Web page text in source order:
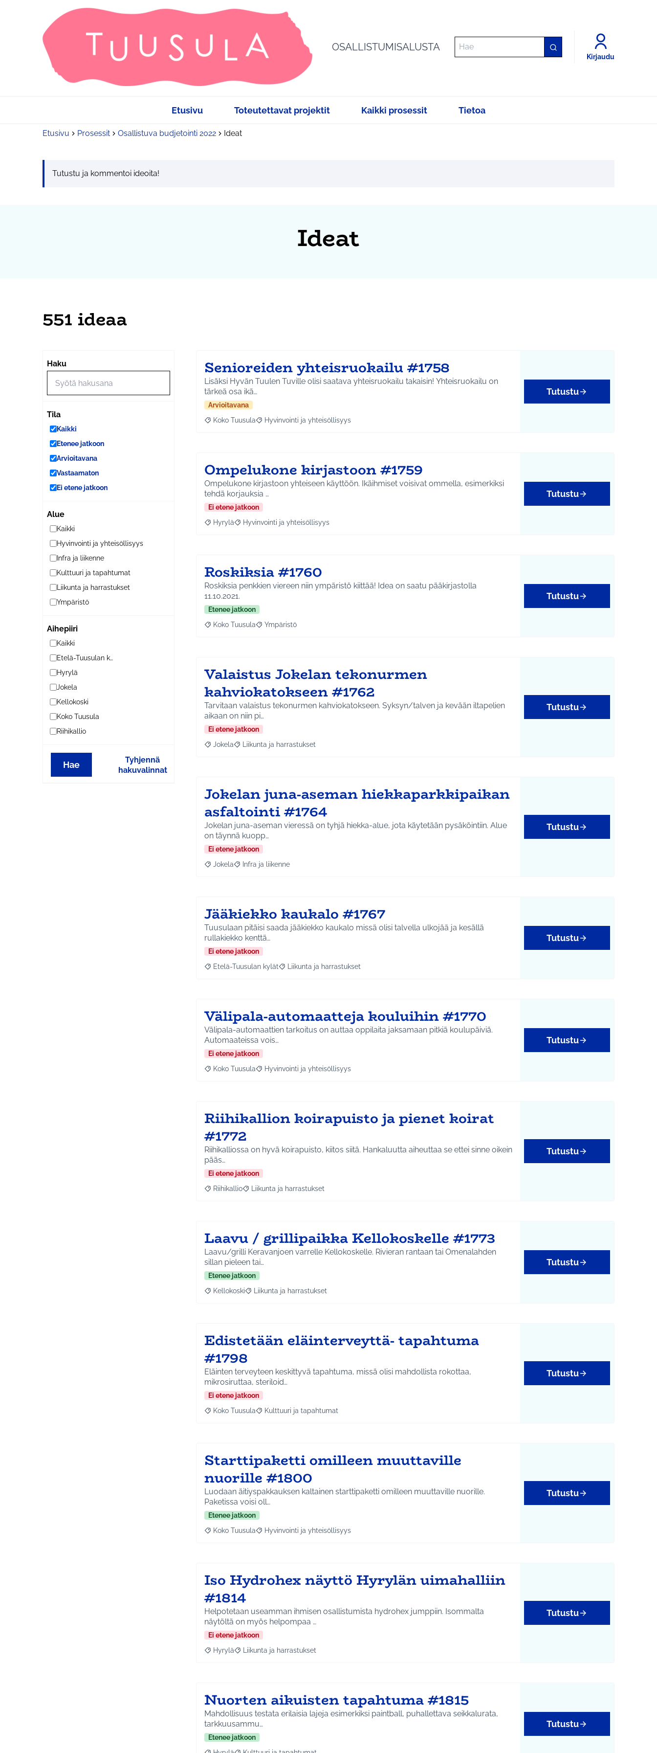
OSALLISTUMISALUSTA
Kirjaudu
Etusivu Toteutettavat projektit Kaikki prosessit Tietoa
Etusivu Prosessit Osallistuva budjetointi 2022 Ideat
Tutustu ja kommentoi ideoita!
Ideat
551 ideaa
Haku
Tila
Kaikki
Etenee jatkoon
Arvioitavana
Vastaamaton
Ei etene jatkoon
Alue
Kaikki
Hyvinvointi ja yhteisöllisyys
Infra ja liikenne
Kulttuuri ja tapahtumat
Liikunta ja harrastukset
Ympäristö
Aihepiiri
Kaikki
Etelä-Tuusulan kylät
Hyrylä
Jokela
Kellokoski
Koko Tuusula
Riihikallio
Hae
Tyhjennä
hakuvalinnat
Senioreiden yhteisruokailu #1758
Lisäksi Hyvän Tuulen Tuville olisi saatava yhteisruokailu takaisin! Yhteisruokailu on
tärkeä osa ikä…
Arvioitavana
Rajaa tulokset aihepiirin mukaan: Koko Tuusula
Koko Tuusula Rajaa tulokset teeman mukaan: Hyvinvointi ja yhteisöllisyys
Hyvinvointi ja yhteisöllisyys
Tutustu
Ompelukone kirjastoon #1759
Ompelukone kirjastoon yhteiseen käyttöön. Ikäihmiset voisivat ommella, esimerkiksi
tehdä korjauksia …
Ei etene jatkoon
Rajaa tulokset aihepiirin mukaan: Hyrylä
Hyrylä Rajaa tulokset teeman mukaan: Hyvinvointi ja yhteisöllisyys
Hyvinvointi ja yhteisöllisyys
Tutustu
Roskiksia #1760
Roskiksia penkkien viereen niin ympäristö kiittää! Idea on saatu pääkirjastolla
11.10.2021.
Etenee jatkoon
Rajaa tulokset aihepiirin mukaan: Koko Tuusula
Koko Tuusula Rajaa tulokset teeman mukaan: Ympäristö
Ympäristö
Tutustu
Valaistus Jokelan tekonurmen
kahviokatokseen #1762
Tarvitaan valaistus tekonurmen kahviokatokseen. Syksyn/talven ja kevään iltapelien
aikaan on niin pi…
Ei etene jatkoon
Rajaa tulokset aihepiirin mukaan: Jokela
Jokela Rajaa tulokset teeman mukaan: Liikunta ja harrastukset
Liikunta ja harrastukset
Tutustu
Jokelan juna-aseman hiekkaparkkipaikan
asfaltointi #1764
Jokelan juna-aseman vieressä on tyhjä hiekka-alue, jota käytetään pysäköintiin. Alue
on täynnä kuopp…
Ei etene jatkoon
Rajaa tulokset aihepiirin mukaan: Jokela
Jokela Rajaa tulokset teeman mukaan: Infra ja liikenne
Infra ja liikenne
Tutustu
Jääkiekko kaukalo #1767
Tuusulaan pitäisi saada jääkiekko kaukalo missä olisi talvella ulkojää ja kesällä
rullakiekko kenttä…
Ei etene jatkoon
Rajaa tulokset aihepiirin mukaan: Etelä-Tuusulan kylät
Etelä-Tuusulan kylät Rajaa tulokset teeman mukaan: Liikunta ja harrastukset
Liikunta ja harrastukset
Tutustu
Välipala-automaatteja kouluihin #1770
Välipala-automaattien tarkoitus on auttaa oppilaita jaksamaan pitkiä koulupäiviä.
Automaateissa vois…
Ei etene jatkoon
Rajaa tulokset aihepiirin mukaan: Koko Tuusula
Koko Tuusula Rajaa tulokset teeman mukaan: Hyvinvointi ja yhteisöllisyys
Hyvinvointi ja yhteisöllisyys
Tutustu
Riihikallion koirapuisto ja pienet koirat
#1772
Riihikalliossa on hyvä koirapuisto, kiitos siitä. Hankaluutta aiheuttaa se ettei sinne oikein
pääs…
Ei etene jatkoon
Rajaa tulokset aihepiirin mukaan: Riihikallio
Riihikallio Rajaa tulokset teeman mukaan: Liikunta ja harrastukset
Liikunta ja harrastukset
Tutustu
Laavu / grillipaikka Kellokoskelle #1773
Laavu/grilli Keravanjoen varrelle Kellokoskelle. Rivieran rantaan tai Omenalahden
sillan pieleen tai…
Etenee jatkoon
Rajaa tulokset aihepiirin mukaan: Kellokoski
Kellokoski Rajaa tulokset teeman mukaan: Liikunta ja harrastukset
Liikunta ja harrastukset
Tutustu
Edistetään eläinterveyttä- tapahtuma
#1798
Eläinten terveyteen keskittyvä tapahtuma, missä olisi mahdollista rokottaa,
mikrosiruttaa, steriloid…
Ei etene jatkoon
Rajaa tulokset aihepiirin mukaan: Koko Tuusula
Koko Tuusula Rajaa tulokset teeman mukaan: Kulttuuri ja tapahtumat
Kulttuuri ja tapahtumat
Tutustu
Starttipaketti omilleen muuttaville
nuorille #1800
Luodaan äitiyspakkauksen kaltainen starttipaketti omilleen muuttaville nuorille.
Paketissa voisi oll…
Etenee jatkoon
Rajaa tulokset aihepiirin mukaan: Koko Tuusula
Koko Tuusula Rajaa tulokset teeman mukaan: Hyvinvointi ja yhteisöllisyys
Hyvinvointi ja yhteisöllisyys
Tutustu
Iso Hydrohex näyttö Hyrylän uimahalliin
#1814
Helpotetaan useamman ihmisen osallistumista hydrohex jumppiin. Isommalta
näytöltä on myös helpompaa …
Ei etene jatkoon
Rajaa tulokset aihepiirin mukaan: Hyrylä
Hyrylä Rajaa tulokset teeman mukaan: Liikunta ja harrastukset
Liikunta ja harrastukset
Tutustu
Nuorten aikuisten tapahtuma #1815
Mahdollisuus testata erilaisia lajeja esimerkiksi paintball, puhallettava seikkalurata,
tarkkuusammu…
Etenee jatkoon
Tutustu